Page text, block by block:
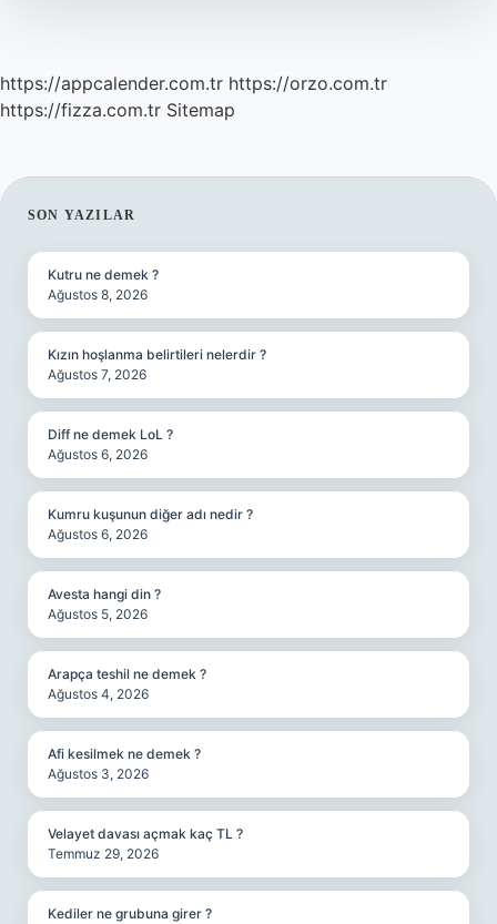
https://appcalender.com.tr https://orzo.com.tr
https://fizza.com.tr Sitemap
SIDEBAR
SON YAZILAR
Kutru ne demek ?
Ağustos 8, 2026
Kızın hoşlanma belirtileri nelerdir ?
Ağustos 7, 2026
Diff ne demek LoL ?
Ağustos 6, 2026
Kumru kuşunun diğer adı nedir ?
Ağustos 6, 2026
Avesta hangi din ?
Ağustos 5, 2026
Arapça teshil ne demek ?
Ağustos 4, 2026
Afi kesilmek ne demek ?
Ağustos 3, 2026
Velayet davası açmak kaç TL ?
Temmuz 29, 2026
Kediler ne grubuna girer ?